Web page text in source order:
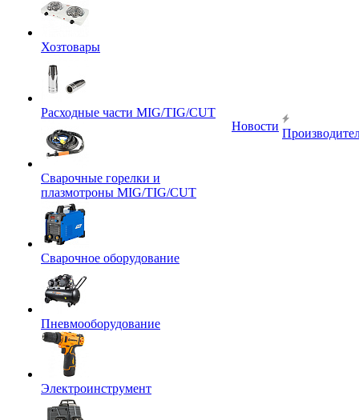
Хозтовары
Расходные части MIG/TIG/CUT
Сварочные горелки и
плазмотроны MIG/TIG/CUT
Сварочное оборудование
Пневмооборудование
Электроинструмент
Новости